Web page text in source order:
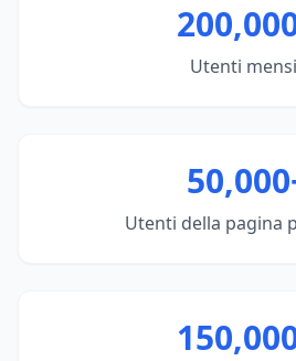
Utenti
Utenti della pagina